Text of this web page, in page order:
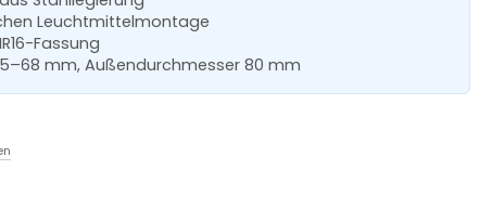
Leuchtmittelmontage
Fassung
mm, Außendurchmesser 80 mm